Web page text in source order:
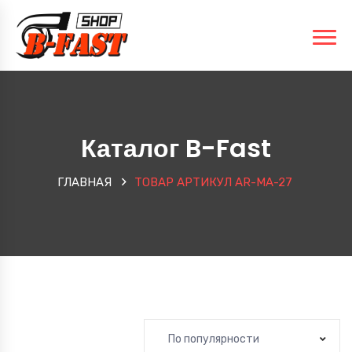
Каталог B-Fast
ГЛАВНАЯ ТОВАР АРТИКУЛ AR-MA-27
По популярности